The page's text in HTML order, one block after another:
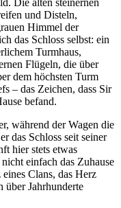
und Disteln,
Himmel der
das Schloss selbst: ein
Turmhaus,
Flügeln, die über
dem höchsten Turm
– das Zeichen, dass Sir
befand.
während der Wagen die
das Schloss seit seiner
hier stets etwas
einfach das Zuhause
Clans, das Herz
über Jahrhunderte